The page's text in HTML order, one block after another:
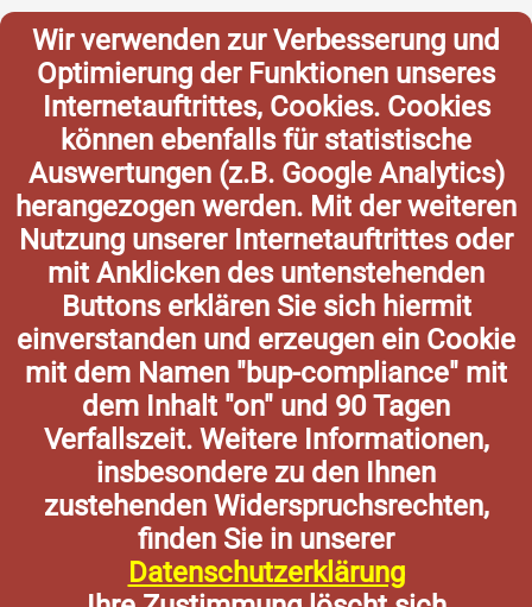
Wir verwenden zur Verbesserung und
Optimierung der Funktionen unseres
Internetauftrittes, Cookies. Cookies
können ebenfalls für statistische
Auswertungen (z.B. Google Analytics)
herangezogen werden. Mit der weiteren
Nutzung unserer Internetauftrittes oder
mit Anklicken des untenstehenden
Buttons erklären Sie sich hiermit
einverstanden und erzeugen ein Cookie
mit dem Namen "bup-compliance" mit
dem Inhalt "on" und 90 Tagen
Verfallszeit. Weitere Informationen,
insbesondere zu den Ihnen
zustehenden Widerspruchsrechten,
finden Sie in unserer
Datenschutzerklärung